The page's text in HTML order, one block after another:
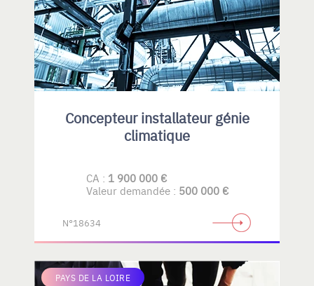
Concepteur installateur génie
climatique
CA : 1 900 000 €
Valeur demandée : 500 000 €
N°18634
PAYS DE LA LOIRE